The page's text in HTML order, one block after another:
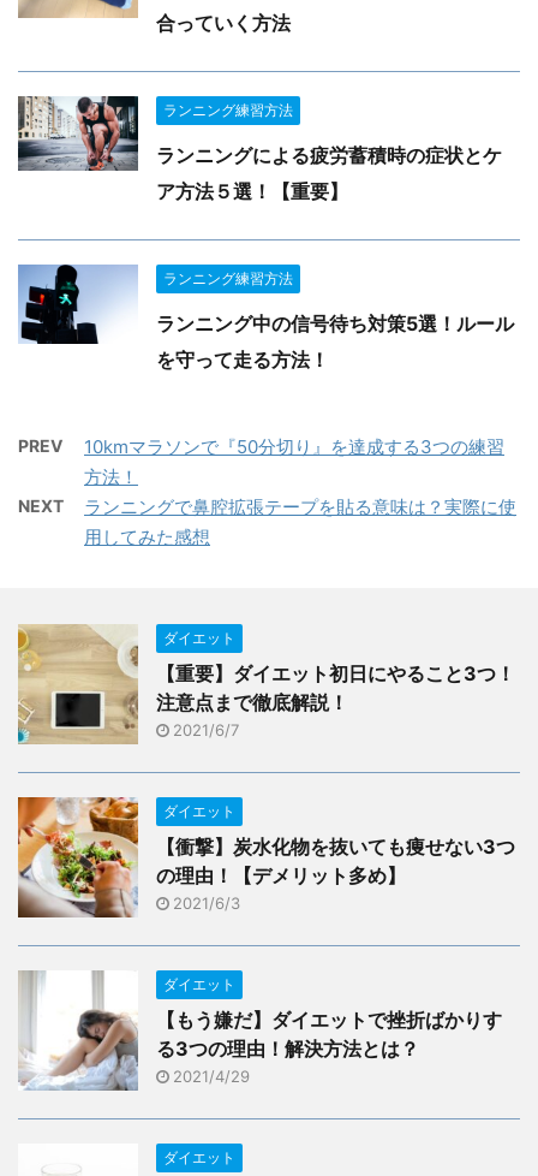
合っていく方法
ランニング練習方法
ランニングによる疲労蓄積時の症状とケ
ア方法５選！【重要】
ランニング練習方法
ランニング中の信号待ち対策5選！ルール
を守って走る方法！
PREV
10kmマラソンで『50分切り』を達成する3つの練習
方法！
NEXT
ランニングで鼻腔拡張テープを貼る意味は？実際に使
用してみた感想
ダイエット
【重要】ダイエット初日にやること3つ！
注意点まで徹底解説！
2021/6/7
ダイエット
【衝撃】炭水化物を抜いても痩せない3つ
の理由！【デメリット多め】
2021/6/3
ダイエット
【もう嫌だ】ダイエットで挫折ばかりす
る3つの理由！解決方法とは？
2021/4/29
ダイエット